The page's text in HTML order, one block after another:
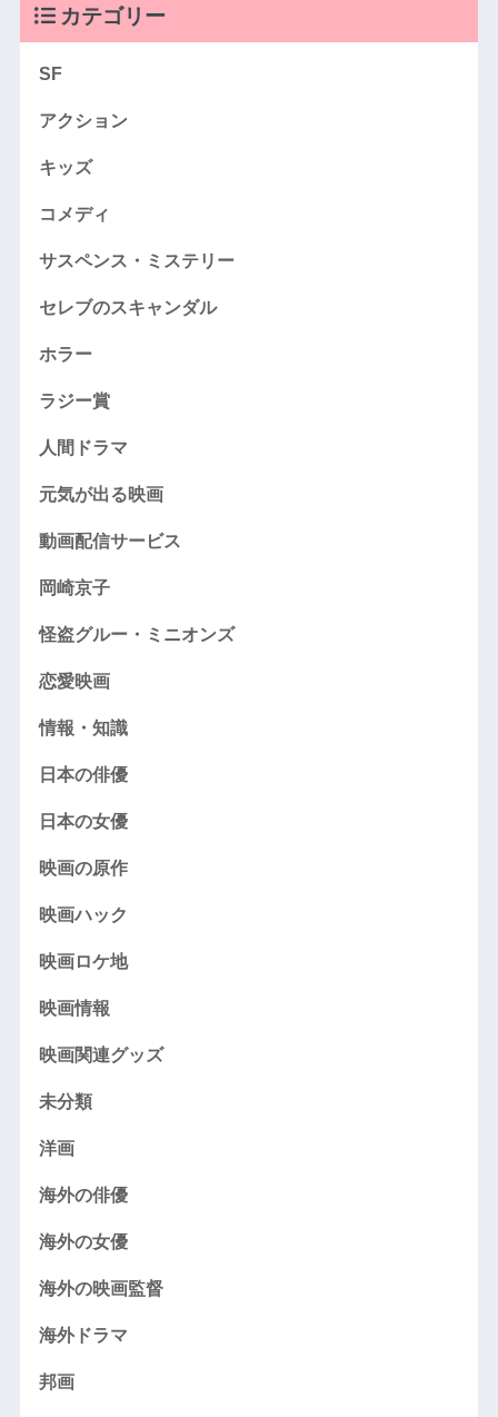
カテゴリー
SF
アクション
キッズ
コメディ
サスペンス・ミステリー
セレブのスキャンダル
ホラー
ラジー賞
人間ドラマ
元気が出る映画
動画配信サービス
岡崎京子
怪盗グルー・ミニオンズ
恋愛映画
情報・知識
日本の俳優
日本の女優
映画の原作
映画ハック
映画ロケ地
映画情報
映画関連グッズ
未分類
洋画
海外の俳優
海外の女優
海外の映画監督
海外ドラマ
邦画